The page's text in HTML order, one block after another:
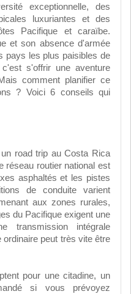
exceptionnelle, des
luxuriantes et des
Pacifique et caraïbe.
et son absence d'armée
pays les plus paisibles de
s'offrir une aventure
comment planifier ce
? Voici 6 conseils qui
road trip au Costa Rica
réseau routier national est
asphaltés et les pistes
de conduite varient
aux zones rurales,
du Pacifique exigent une
intégrale
peut très vite être
pour une citadine, un
si vous prévoyez